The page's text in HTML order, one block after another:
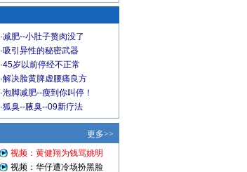
·减肥--小肚子赘肉没了
·吸引异性的秘密武器
·45岁以前停经不正常
·解决脸黄脾虚腰痛良方
·泡脚减肥--瘦到你叫停！
·狐臭--腋臭--09新疗法